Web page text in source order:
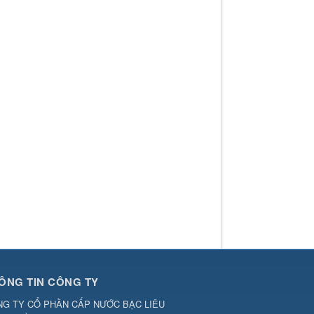
TIN CÔNG TY
TY CỔ PHẦN CẤP NƯỚC BẠC LIÊU